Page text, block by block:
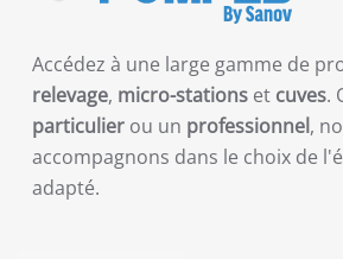
Accédez à une large gamme de
relevage, micro-stations et cuves.
particulier ou un professionnel,
accompagnons dans le choix de
adapté.